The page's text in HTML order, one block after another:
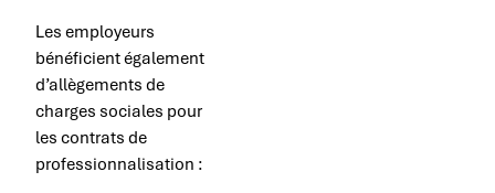
Les employeurs
bénéficient également
d’allègements de
charges sociales pour
les contrats de
professionnalisation :